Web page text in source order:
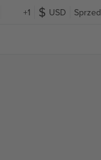
+1 USD